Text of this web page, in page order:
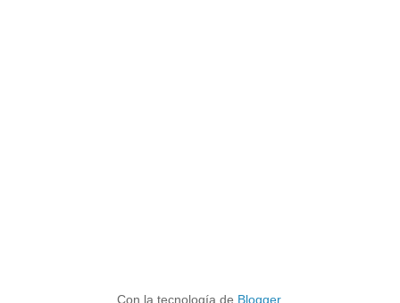
Con la tecnología de Blogger.